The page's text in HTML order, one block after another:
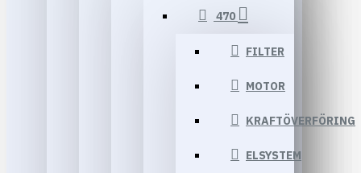
470
FILTER
MOTOR
KRAFTÖVERFÖRING
ELSYSTEM